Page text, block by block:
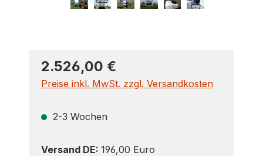
2.526,00 €
Preise inkl. MwSt. zzgl. Versandkosten
2-3 Wochen
Versand DE: 196,00 Euro